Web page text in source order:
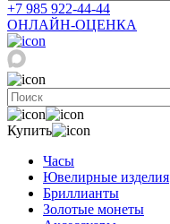
+7 985 922-44-44
ОНЛАЙН-ОЦЕНКА
Купить
Часы
Ювелирные изделия
Бриллианты
Золотые монеты